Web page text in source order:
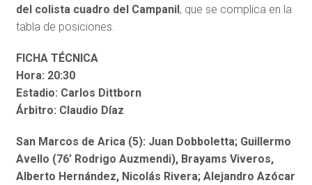
del colista cuadro del Campanil , que se complica en la
tabla de posiciones.
FICHA TÉCNICA
Hora: 20:30
Estadio: Carlos Dittborn
Árbitro: Claudio Díaz
San Marcos de Arica (5): Juan Dobboletta; Guillermo
Avello (76’ Rodrigo Auzmendi), Brayams Viveros,
Alberto Hernández, Nicolás Rivera; Alejandro Azócar